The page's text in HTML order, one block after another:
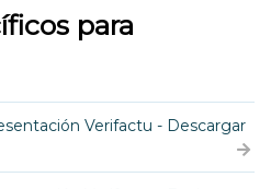
para
Verifactu - Descargar